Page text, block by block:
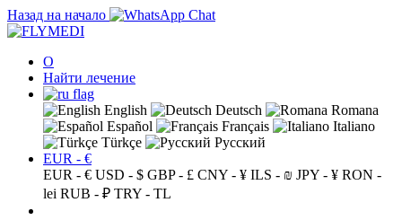
Назад на начало
О
Найти лечение
English Deutsch
Romana
Español
Français
Italiano
Türkçe
Русский
EUR - €
EUR - € USD - $ GBP - £ CNY - ¥ ILS - ₪ JPY - ¥ RON -
lei RUB - ₽ TRY - TL